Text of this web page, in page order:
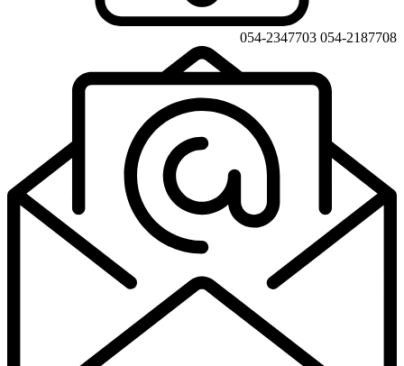
054-2187708
054-2347703